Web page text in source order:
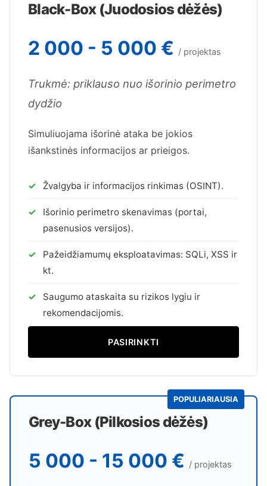
Black-Box (Juodosios dėžės)
2 000 - 5 000 € / projektas
Trukmė: priklauso nuo išorinio perimetro
dydžio
Simuliuojama išorinė ataka be jokios
išankstinės informacijos ar prieigos.
Žvalgyba ir informacijos rinkimas (OSINT).
Išorinio perimetro skenavimas (portai,
pasenusios versijos).
Pažeidžiamumų eksploatavimas: SQLi, XSS ir
kt.
Saugumo ataskaita su rizikos lygiu ir
rekomendacijomis.
PASIRINKTI
POPULIARIAUSIA
Grey-Box (Pilkosios dėžės)
5 000 - 15 000 € / projektas